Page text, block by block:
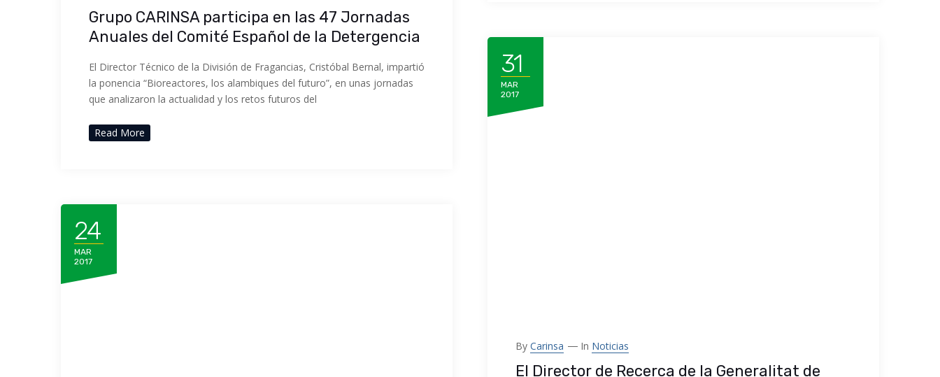
Grupo CARINSA participa en las 47 Jornadas
Anuales del Comité Español de la Detergencia
El Director Técnico de la División de Fragancias, Cristóbal Bernal, impartió
la ponencia “Bioreactores, los alambiques del futuro”, en unas jornadas
que analizaron la actualidad y los retos futuros del
Read More
31
MAR
2017
By Carinsa In Noticias
El Director de Recerca de la Generalitat de
24
MAR
2017